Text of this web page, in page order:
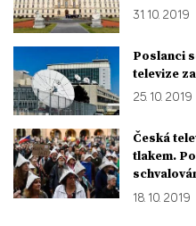
31. 10. 2019
Poslanci
televize
25. 10. 2019
Česká
tlakem.
18. 10. 2019